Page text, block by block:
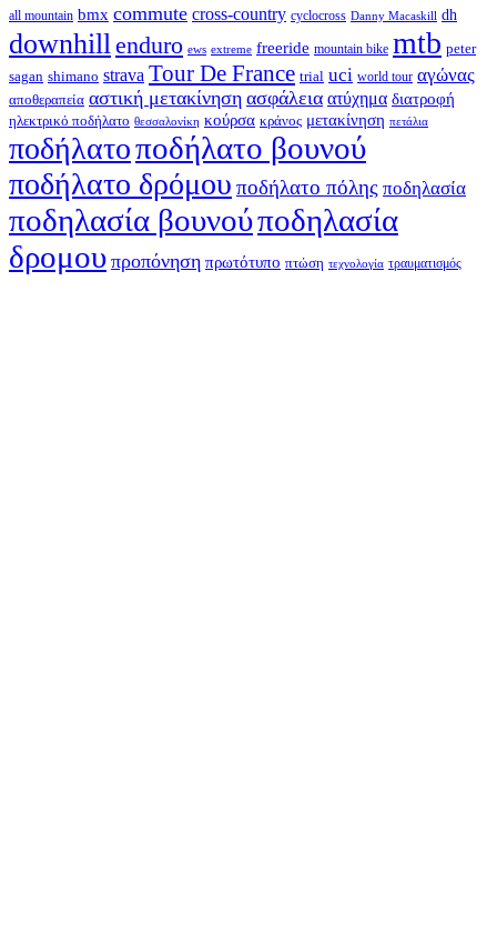
all mountain bmx commute cross-country cyclocross Danny Macaskill dh
downhillenduro ews extreme freeride mountain bike mtb peter
sagan shimano strava Tour De France trial uci world tour αγώνας
αποθεραπεία αστική μετακίνηση ασφάλεια ατύχημα διατροφή
ηλεκτρικό ποδήλατο θεσσαλονίκη κούρσα κράνος μετακίνηση πετάλια
ποδήλατοποδήλατο βουνού
ποδήλατο δρόμου ποδήλατο πόλης ποδηλασία
ποδηλασία βουνούποδηλασία
δρομου προπόνηση πρωτότυπο πτώση τεχνολογία τραυματισμός